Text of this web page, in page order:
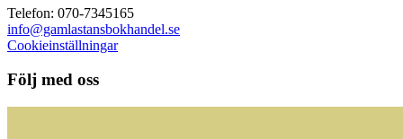
Telefon: 070-7345165
info@gamlastansbokhandel.se
Cookieinställningar
Följ med oss